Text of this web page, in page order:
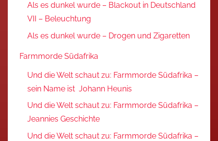
Als es dunkel wurde – Blackout in Deutschland
VII – Beleuchtung
Als es dunkel wurde – Drogen und Zigaretten
Farmmorde Südafrika
Und die Welt schaut zu: Farmmorde Südafrika –
sein Name ist Johann Heunis
Und die Welt schaut zu: Farmmorde Südafrika –
Jeannies Geschichte
Und die Welt schaut zu: Farmmorde Südafrika –